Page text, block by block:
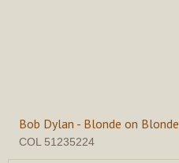
Bob Dylan - Blonde on Blonde
COL 51235224